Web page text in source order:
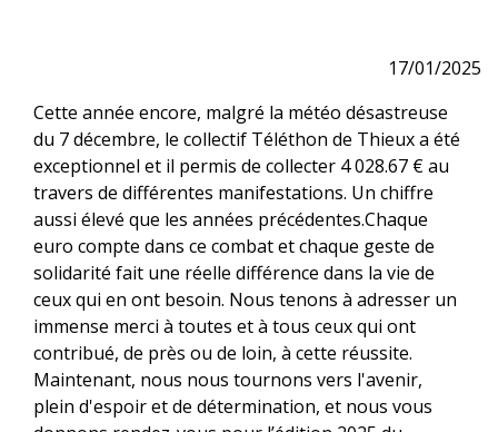
17/01/2025
Cette année encore, malgré la météo désastreuse
du 7 décembre, le collectif Téléthon de Thieux a été
exceptionnel et il permis de collecter 4 028.67 € au
travers de différentes manifestations. Un chiffre
aussi élevé que les années précédentes.Chaque
euro compte dans ce combat et chaque geste de
solidarité fait une réelle différence dans la vie de
ceux qui en ont besoin. Nous tenons à adresser un
immense merci à toutes et à tous ceux qui ont
contribué, de près ou de loin, à cette réussite.
Maintenant, nous nous tournons vers l'avenir,
plein d'espoir et de détermination, et nous vous